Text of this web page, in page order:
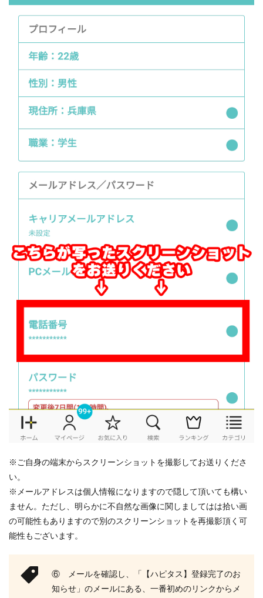
※ご自身の端末からスクリーンショットを撮影してお送りくださ
い。
※メールアドレスは個人情報になりますので隠して頂いても構い
ません。ただし、明らかに不自然な画像に関しましてはは拾い画
の可能性もありますので別のスクリーンショットを再撮影頂く可
能性もございます。
⑥ メールを確認し、「【ハピタス】登録完了のお
知らせ」のメールにある、一番初めのリンクからメ